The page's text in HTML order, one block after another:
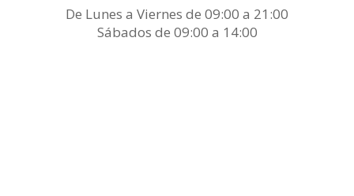
De Lunes a Viernes de 09:00 a 21:00
Sábados de 09:00 a 14:00